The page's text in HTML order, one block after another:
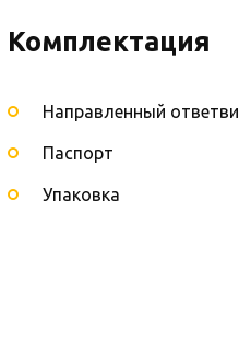
Комплектация
Направленный
Паспорт
Упаковка